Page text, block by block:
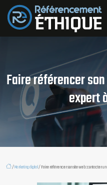
Faire référencer
expert
/Marketing digital/ Faire référencer son site web : contacter un